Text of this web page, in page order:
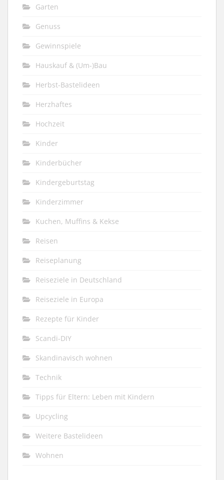
Garten
Genuss
Gewinnspiele
Hauskauf & (Um-)Bau
Herbst-Bastelideen
Herzhaftes
Hochzeit
Kinder
Kinderbücher
Kindergeburtstag
Kinderzimmer
Kuchen, Muffins & Kekse
Reisen
Reiseplanung
Reiseziele in Deutschland
Reiseziele in Europa
Rezepte für Kinder
Scandi-DIY
Skandinavisch wohnen
Technik
Tipps für Eltern: Leben mit Kindern
Upcycling
Weitere Bastelideen
Wohnen